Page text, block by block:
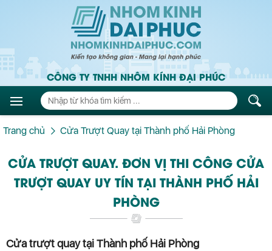
CÔNG TY TNHH NHÔM KÍNH ĐẠI PHÚC
Trang chủ Cửa Trượt Quay tại Thành phố Hải Phòng
CỬA TRƯỢT QUAY. ĐƠN VỊ THI CÔNG CỬA
TRƯỢT QUAY UY TÍN TẠI THÀNH PHỐ HẢI
PHÒNG
Cửa trượt quay tại Thành phố Hải Phòng